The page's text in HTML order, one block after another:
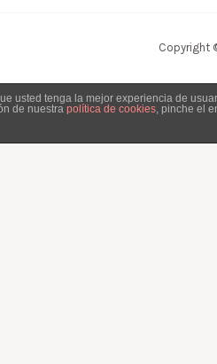
Copyright
usted tenga la mejor experiencia de
de nuestra política de cookies , pinche el